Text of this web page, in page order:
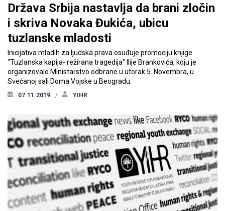
Država Srbija nastavlja da brani zločin
i skriva Novaka Đukića, ubicu
tuzlanske mladosti
Inicijativa mladih za ljudska prava osuđuje promociju knjige
“Tuzlanska kapija- režirana tragedija” Ilije Brankovića, koju je
organizovalo Ministarstvo odbrane u utorak 5. Novembra, u
Svečanoj sali Doma Vojske u Beogradu.
07.11.2019 YIHR